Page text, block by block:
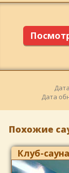
Дата
Похожие
Клуб-